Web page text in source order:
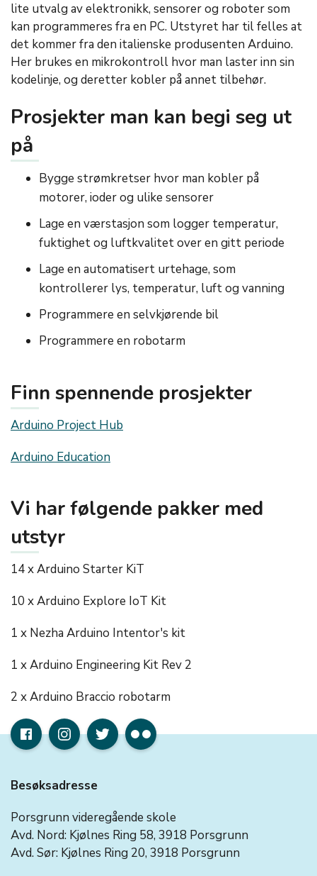
lite utvalg av elektronikk, sensorer og roboter som
kan programmeres fra en PC. Utstyret har til felles at
det kommer fra den italienske produsenten Arduino.
Her brukes en mikrokontroll hvor man laster inn sin
kodelinje, og deretter kobler på annet tilbehør.
Prosjekter man kan begi seg ut
på
Bygge strømkretser hvor man kobler på
motorer, ioder og ulike sensorer
Lage en værstasjon som logger temperatur,
fuktighet og luftkvalitet over en gitt periode
Lage en automatisert urtehage, som
kontrollerer lys, temperatur, luft og vanning
Programmere en selvkjørende bil
Programmere en robotarm
Finn spennende prosjekter
Arduino Project Hub
Arduino Education
Vi har følgende pakker med
utstyr
14 x Arduino Starter KiT
10 x Arduino Explore IoT Kit
1 x Nezha Arduino Intentor's kit
1 x Arduino Engineering Kit Rev 2
2 x Arduino Braccio robotarm
Besøksadresse
Porsgrunn videregående skole
Avd. Nord: Kjølnes Ring 58, 3918 Porsgrunn
Avd. Sør: Kjølnes Ring 20, 3918 Porsgrunn